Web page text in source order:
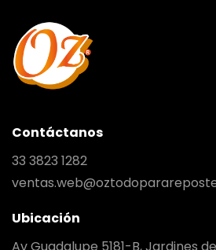
Contáctanos
33 3823 1282
Ubicación
Av Guadalupe 5181-B, Jardines